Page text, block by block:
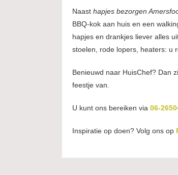
Naast hapjes bezorgen
BBQ-kok aan huis en een
hapjes en drankjes liever alles
stoelen, rode lopers, heaters: u
Benieuwd naar HuisChef? Dan
feestje van.
U kunt ons bereiken via 06-
Inspiratie op doen? Volg ons op